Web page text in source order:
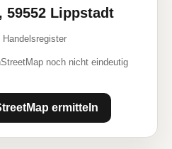
59552 Lippstadt
noch nicht eindeutig
ermitteln